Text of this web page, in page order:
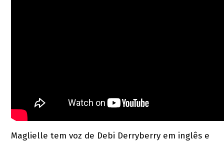
Maglielle tem voz de Debi Derryberry em inglês e